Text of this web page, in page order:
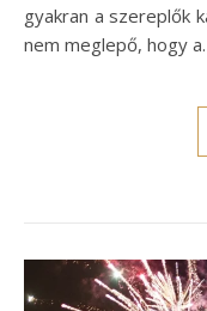
gyakran a szereplők
nem meglepő, hogy